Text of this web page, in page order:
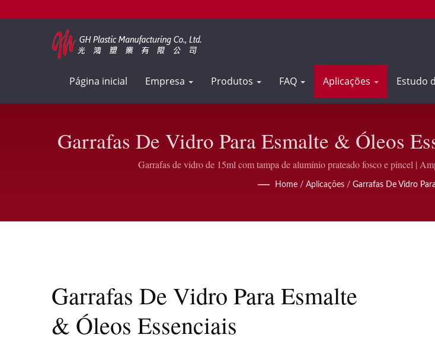
Página inicial Empresa Produtos FAQ Aplicações Estudo
Garrafas De Vidro Para Esmalte & Óleos
Esmalte
Garrafas de vidro de 15ml com tampa de alumínio prateado fosco e pincel |
Home / Aplicações / Garrafas De Vidro
Garrafas De Vidro Para Esmalte
& Óleos Essenciais